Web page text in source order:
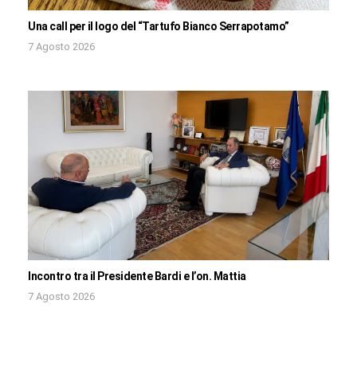
Una call per il logo del “Tartufo Bianco Serrapotamo”
7 Agosto 2026
Incontro tra il Presidente Bardi e l’on. Mattia
7 Agosto 2026